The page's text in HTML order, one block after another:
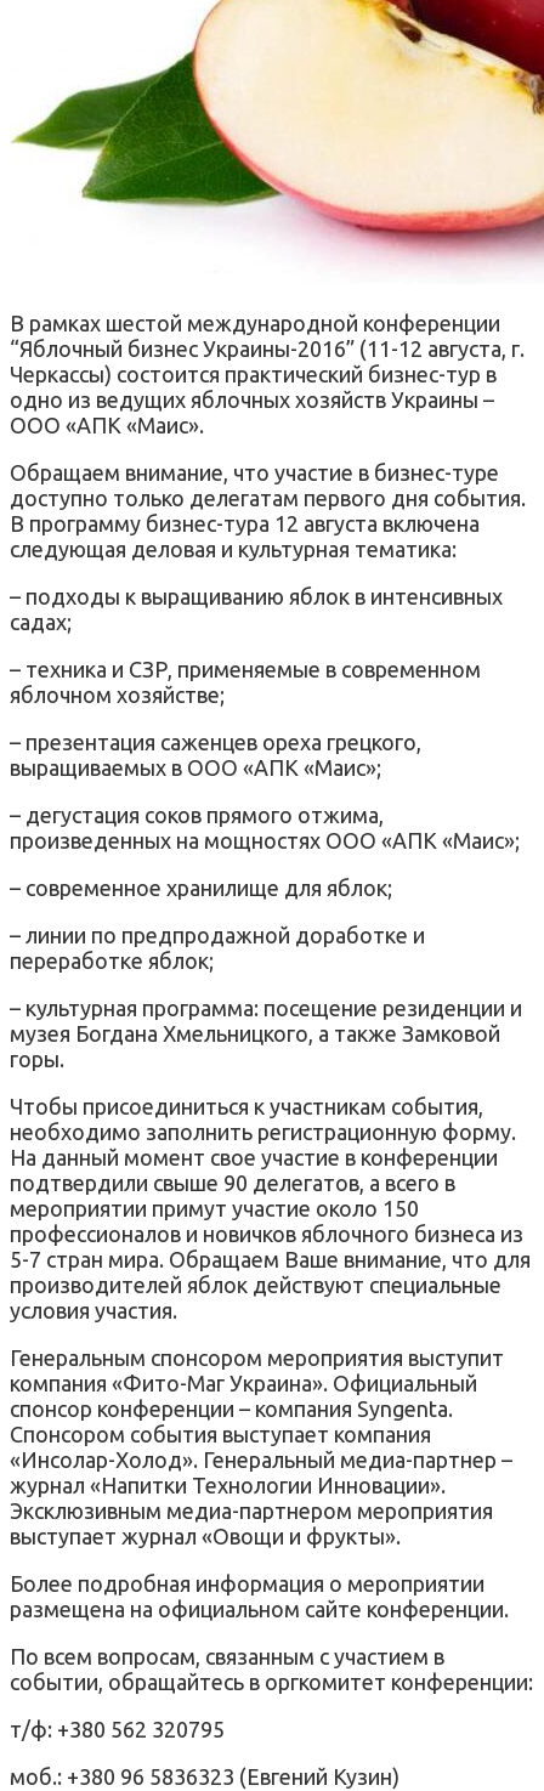
В рамках шестой международной конференции
“Яблочный бизнес Украины-2016” (11-12 августа, г.
Черкассы) состоится практический бизнес-тур в
одно из ведущих яблочных хозяйств Украины –
ООО «АПК «Маис».
Обращаем внимание, что участие в бизнес-туре
доступно только делегатам первого дня события.
В программу бизнес-тура 12 августа включена
следующая деловая и культурная тематика:
– подходы к выращиванию яблок в интенсивных
садах;
– техника и СЗР, применяемые в современном
яблочном хозяйстве;
– презентация саженцев ореха грецкого,
выращиваемых в ООО «АПК «Маис»;
– дегустация соков прямого отжима,
произведенных на мощностях ООО «АПК «Маис»;
– современное хранилище для яблок;
– линии по предпродажной доработке и
переработке яблок;
– культурная программа: посещение резиденции и
музея Богдана Хмельницкого, а также Замковой
горы.
Чтобы присоединиться к участникам события,
необходимо заполнить регистрационную форму.
На данный момент свое участие в конференции
подтвердили свыше 90 делегатов, а всего в
мероприятии примут участие около 150
профессионалов и новичков яблочного бизнеса из
5-7 стран мира. Обращаем Ваше внимание, что для
производителей яблок действуют специальные
условия участия.
Генеральным спонсором мероприятия выступит
компания «Фито-Маг Украина». Официальный
спонсор конференции – компания Syngenta.
Спонсором события выступает компания
«Инсолар-Холод». Генеральный медиа-партнер –
журнал «Напитки Технологии Инновации».
Эксклюзивным медиа-партнером мероприятия
выступает журнал «Овощи и фрукты».
Более подробная информация о мероприятии
размещена на официальном сайте конференции.
По всем вопросам, связанным с участием в
событии, обращайтесь в оргкомитет конференции:
т/ф: +380 562 320795
моб.: +380 96 5836323 (Евгений Кузин)